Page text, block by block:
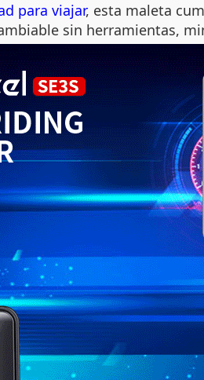
para viajar, esta maleta
sin herramientas,